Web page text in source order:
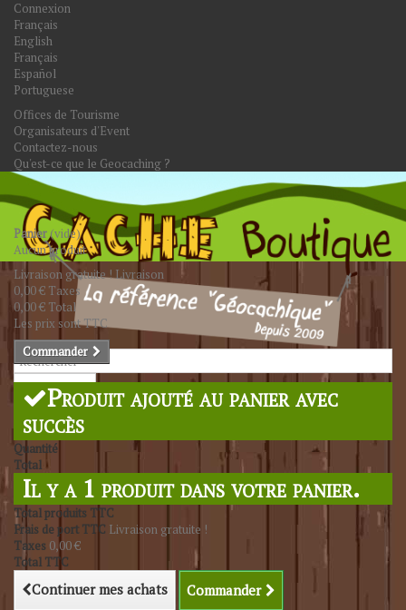
Connexion
Français
English
Français
Español
Portuguese
Offices de Tourisme
Organisateurs d'Event
Contactez-nous
Qu'est-ce que le Geocaching ?
Rechercher
Panier(vide)
Aucun produit
Livraison gratuite !Livraison
0,00 € Taxes
0,00 € Total
Les prix sont TTC
Commander
Produit ajouté au panier avec
succès
Quantité
Total
Il y a 1 produit dans votre panier.
Total produits TTC
Frais de port TTC Livraison gratuite !
Taxes 0,00 €
Total TTC
Continuer mes achats Commander